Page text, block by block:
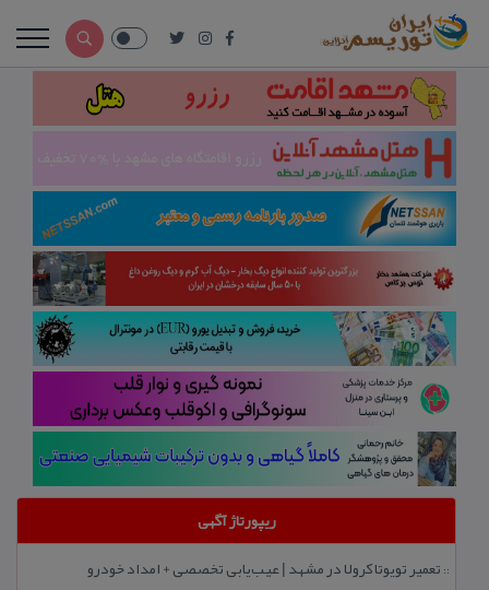
ریپورتاژ آگهی
:: تعمیر تویوتا كرولا در مشهد | عیب‌یابی تخصصی + امداد خودرو